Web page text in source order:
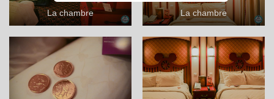
La chambre La chambre